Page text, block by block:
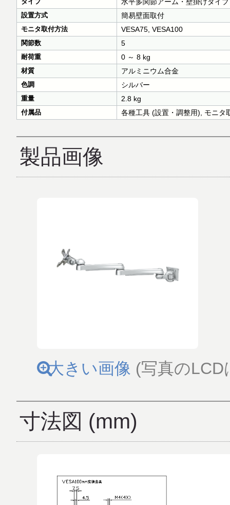
設置方式 簡易壁面取付
モニタ取付方法 VESA75, VESA100
関節数 5
耐荷重 0 ～ 8 kg
材質 アルミニウム合金
色調 シルバー
重量 2.8 kg
付属品 各種工具 (設置・調整用), モニタ
製品画像
大きい画像 (写真の
寸法図 (mm)